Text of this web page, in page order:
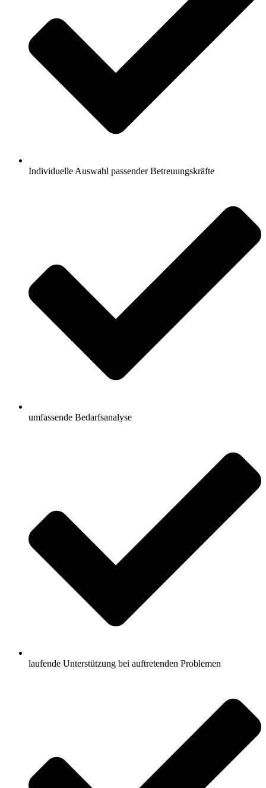
Individuelle Auswahl passender Betreuungskräfte
umfassende Bedarfsanalyse
laufende Unterstützung bei auftretenden Problemen